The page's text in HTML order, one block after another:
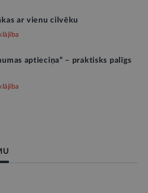
ar vienu cilvēku
aptieciņa” – praktisks palīgs